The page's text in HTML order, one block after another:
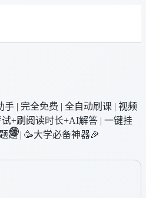
| 完全免费 | 全自动刷课 | 视频
+刷阅读时长+AI解答 | 一键挂
题 | 🥳大学必备神器🎉